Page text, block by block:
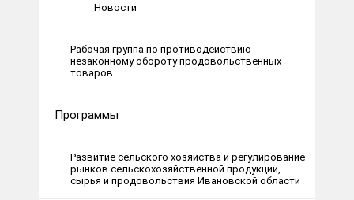
Новости
Рабочая группа по противодействию
незаконному обороту продовольственных
товаров
Программы
Развитие сельского хозяйства и регулирование
рынков сельскохозяйственной продукции,
сырья и продовольствия Ивановской области